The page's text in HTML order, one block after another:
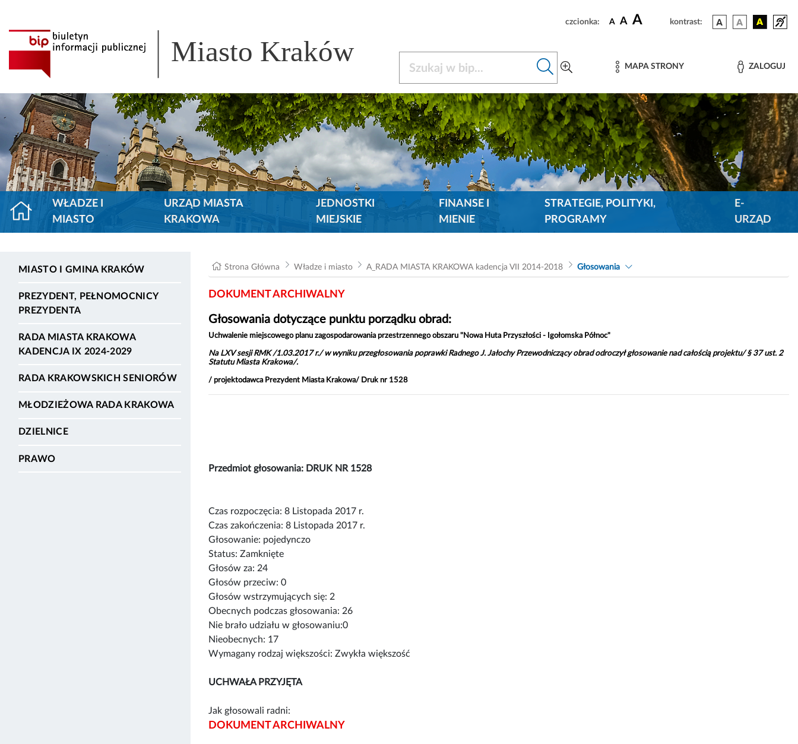
czcionka: A A A kontrast:
Miasto Kraków MAPA STRONY ZALOGUJ
WŁADZE I
MIASTO
URZĄD MIASTA
KRAKOWA
JEDNOSTKI
MIEJSKIE
FINANSE I
MIENIE
STRATEGIE, POLITYKI,
PROGRAMY
E-
URZĄD
MIASTO I GMINA KRAKÓW
PREZYDENT, PEŁNOMOCNICY
PREZYDENTA
RADA MIASTA KRAKOWA
KADENCJA IX 2024-2029
RADA KRAKOWSKICH SENIORÓW
MŁODZIEŻOWA RADA KRAKOWA
DZIELNICE
PRAWO
Strona Główna Władze i miasto A_RADA MIASTA KRAKOWA kadencja VII 2014-2018 Głosowania
DOKUMENT ARCHIWALNY
Głosowania dotyczące punktu porządku obrad:
Uchwalenie miejscowego planu zagospodarowania przestrzennego obszaru "Nowa Huta Przyszłości - Igołomska Północ"
Na LXV sesji RMK /1.03.2017 r./ w wyniku przegłosowania poprawki Radnego J. Jałochy Przewodniczący obrad odroczył głosowanie nad całością projektu/ § 37 ust. 2
Statutu Miasta Krakowa/.
/ projektodawca Prezydent Miasta Krakowa/ Druk nr 1528
Przedmiot głosowania: DRUK NR 1528
Czas rozpoczęcia: 8 Listopada 2017 r.
Czas zakończenia: 8 Listopada 2017 r.
Głosowanie: pojedynczo
Status: Zamknięte
Głosów za: 24
Głosów przeciw: 0
Głosów wstrzymujących się: 2
Obecnych podczas głosowania: 26
Nie brało udziału w głosowaniu:0
Nieobecnych: 17
Wymagany rodzaj większości: Zwykła większość
UCHWAŁA PRZYJĘTA
Jak głosowali radni:
DOKUMENT ARCHIWALNY